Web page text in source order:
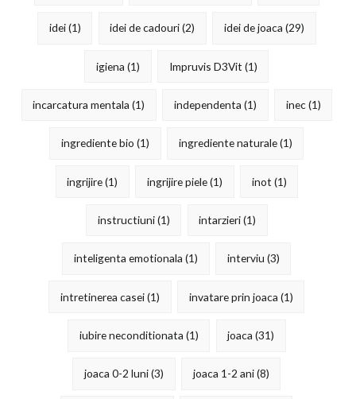
idei(1) idei de cadouri(2) idei de joaca (29)
igiena (1) Impruvis D3Vit (1)
incarcatura mentala (1) independenta (1) inec(1)
ingrediente bio (1) ingrediente naturale(1)
ingrijire(1) ingrijire piele(1) inot (1)
instructiuni(1) intarzieri(1)
inteligenta emotionala (1) interviu (3)
intretinerea casei(1) invatare prin joaca (1)
iubire neconditionata (1) joaca (31)
joaca 0-2 luni(3) joaca 1-2 ani(8)